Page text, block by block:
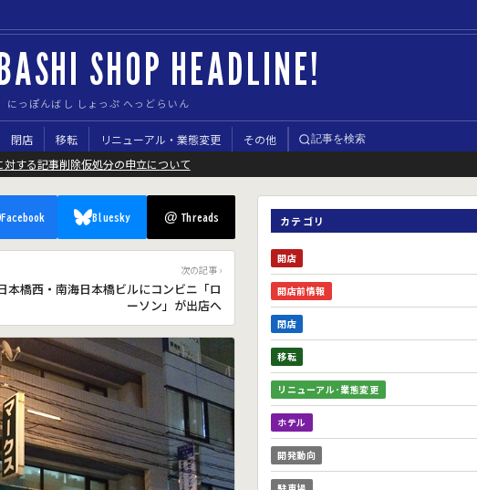
SHOP HEADLINE!
にっぽんばし しょっぷ へっどらいん
閉店 移転 リニューアル・業態変更 その他 記事を検索
対する記事削除仮処分の申立について
Facebook Bluesky @ Threads
次の記事 ›
本橋西・南海日本橋ビルにコンビニ「ロ
ーソン」が出店へ
カテゴリ
開店
開店前情報
閉店
移転
リニューアル･業態変更
ホテル
開発動向